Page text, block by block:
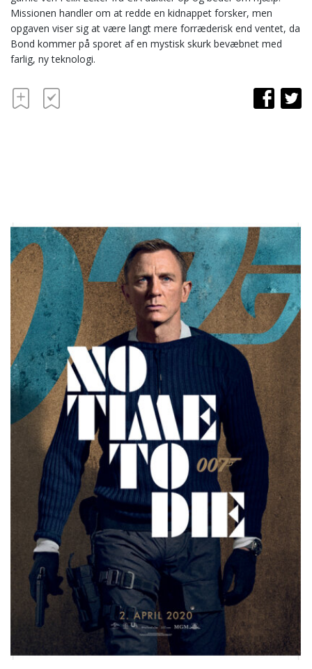
Missionen handler om at redde en kidnappet forsker, men
opgaven viser sig at være langt mere forræderisk end ventet, da
Bond kommer på sporet af en mystisk skurk bevæbnet med
farlig, ny teknologi.